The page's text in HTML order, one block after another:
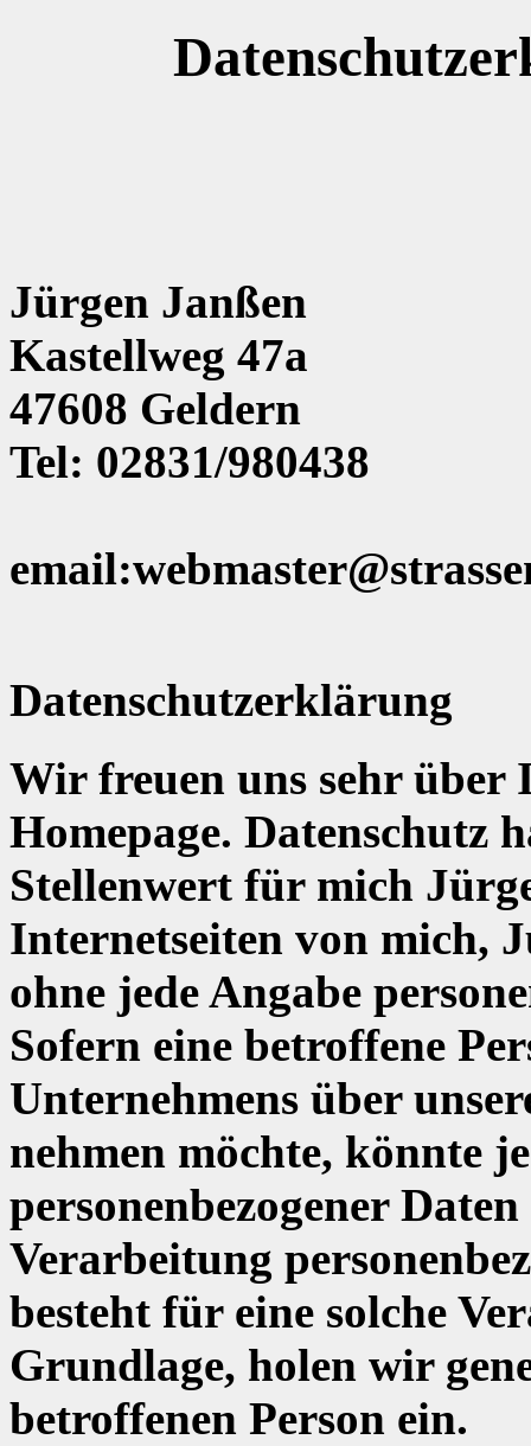
Jürgen Janßen
Kastellweg 47a
47608 Geldern
Tel: 02831/980438
Datenschutzerklärung
Wir freuen uns sehr über
Homepage. Datenschutz
Stellenwert für mich
Internetseiten von mich,
ohne jede Angabe
Sofern eine betroffene
Unternehmens über
nehmen möchte, könnte
personenbezogener
Verarbeitung
besteht für eine solche
Grundlage, holen wir
betroffenen Person ein.